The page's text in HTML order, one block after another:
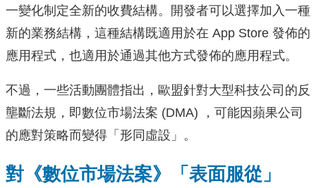
一變化制定全新的收費結構。開發者可以選擇加入一種
新的業務結構，這種結構既適用於在 App Store 發佈的
應用程式，也適用於通過其他方式發佈的應用程式。
不過，一些活動團體指出，歐盟針對大型科技公司的反
壟斷法規，即數位市場法案 (DMA) ，可能因蘋果公司
的應對策略而變得「形同虛設」。
對《數位市場法案》「表面服從」